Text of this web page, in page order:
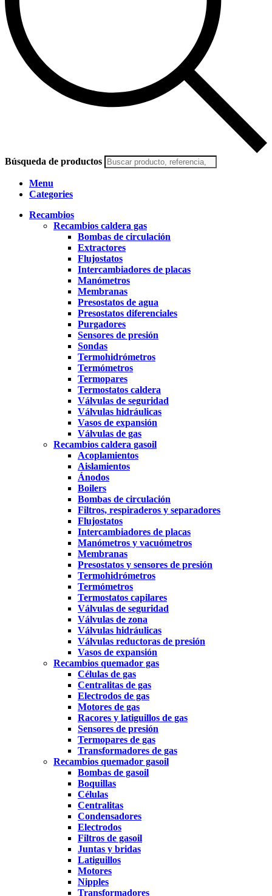
Búsqueda de productos
Menu
Categories
Recambios
Recambios caldera gas
Bombas de circulación
Extractores
Flujostatos
Intercambiadores de placas
Manómetros
Membranas
Presostatos de agua
Presostatos diferenciales
Purgadores
Sensores de presión
Sondas
Termohidrómetros
Termómetros
Termopares
Termostatos caldera
Válvulas de seguridad
Válvulas hidráulicas
Vasos de expansión
Válvulas de gas
Recambios caldera gasoil
Acoplamientos
Aislamientos
Ánodos
Boilers
Bombas de circulación
Filtros, respiraderos y separadores
Flujostatos
Intercambiadores de placas
Manómetros y vacuómetros
Membranas
Presostatos y sensores de presión
Termohidrómetros
Termómetros
Termostatos capilares
Válvulas de seguridad
Válvulas de zona
Válvulas hidráulicas
Válvulas reductoras de presión
Vasos de expansión
Recambios quemador gas
Células de gas
Centralitas de gas
Electrodos de gas
Motores de gas
Racores y latiguillos de gas
Sensores de presión
Termopares de gas
Transformadores de gas
Recambios quemador gasoil
Bombas de gasoil
Boquillas
Células
Centralitas
Condensadores
Electrodos
Filtros de gasoil
Juntas y bridas
Latiguillos
Motores
Nipples
Transformadores